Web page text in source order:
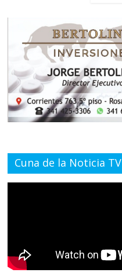
Cuna de la Noticia TV